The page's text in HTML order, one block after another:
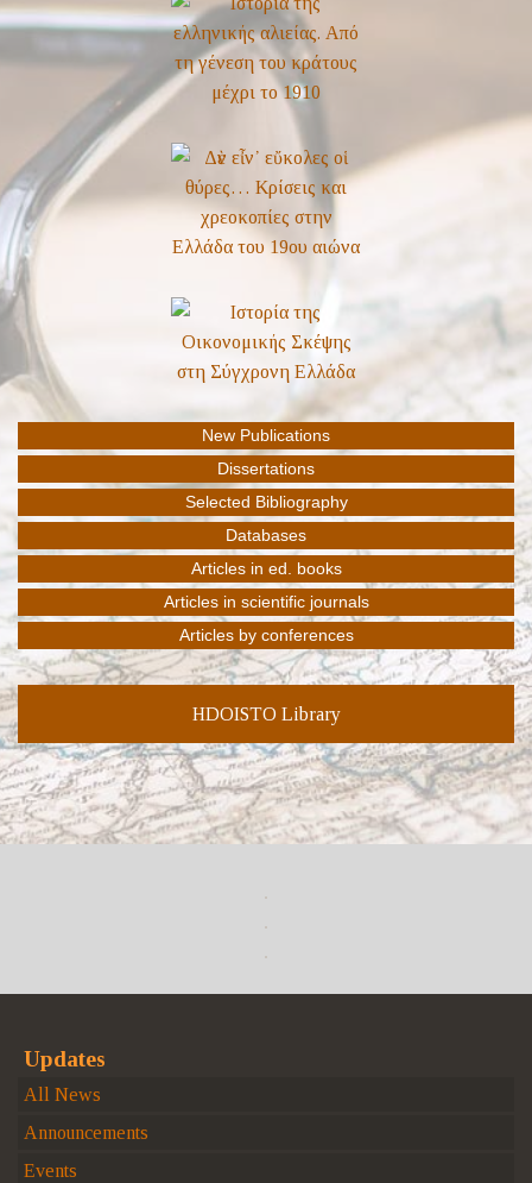
HDOISTO Library
Updates
All News
Announcements
Events